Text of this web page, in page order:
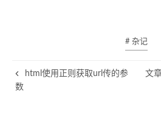
# 杂记
html使用正则获取url传的参
数
文